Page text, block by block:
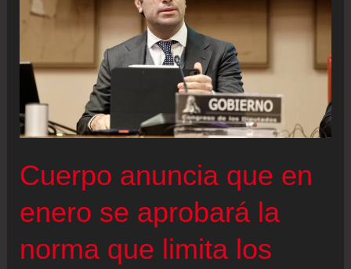
Cuerpo anuncia que en
enero se aprobará la
norma que limita los